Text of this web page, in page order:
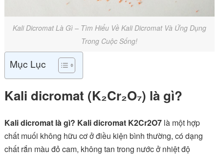
Kali Dicromat Là Gì – Tìm Hiểu Về Kali Dicromat Và Ứng Dụng
Trong Cuộc Sống!
Mục Lục
Kali dicromat (K₂Cr₂O₇) là gì?
Kali dicromat là gì? Kali dicromat K2Cr2O7là một hợp
chất muối không hữu cơ ở điều kiện bình thường, có dạng
chất rắn màu đỏ cam, không tan trong nước ở nhiệt độ